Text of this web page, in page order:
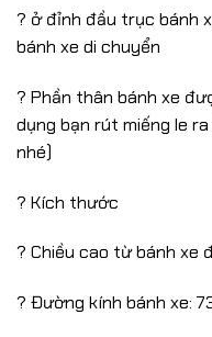
? ở đỉnh đầu trục bánh
bánh xe di chuyển
? Phần thân bánh xe
dụng bạn rút miếng le
nhé)
? Kích thước
? Chiều cao từ bánh xe
? Đường kính bánh xe: